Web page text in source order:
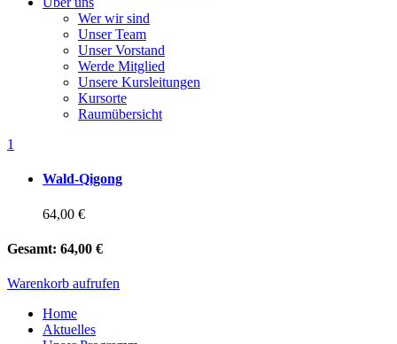
Wer wir sind
Unser Team
Unser Vorstand
Werde Mitglied
Unsere Kursleitungen
Kursorte
Raumübersicht
1
Wald-Qigong
64,00 €
Gesamt: 64,00 €
Warenkorb aufrufen
Home
Aktuelles